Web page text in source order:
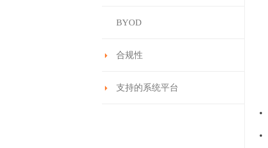
BYOD
合规性
支持的系统平台